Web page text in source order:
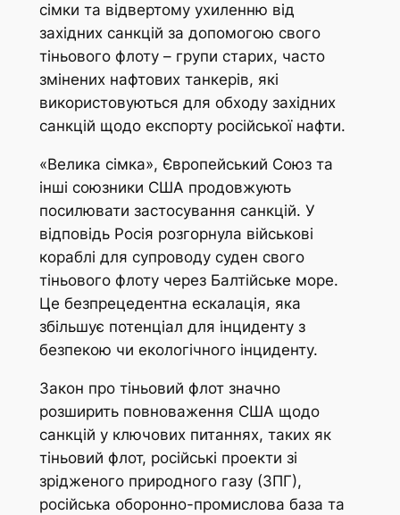
сімки та відвертому ухиленню від
західних санкцій за допомогою свого
тіньового флоту – групи старих, часто
змінених нафтових танкерів, які
використовуються для обходу західних
санкцій щодо експорту російської нафти.
«Велика сімка», Європейський Союз та
інші союзники США продовжують
посилювати застосування санкцій. У
відповідь Росія розгорнула військові
кораблі для супроводу суден свого
тіньового флоту через Балтійське море.
Це безпрецедентна ескалація, яка
збільшує потенціал для інциденту з
безпекою чи екологічного інциденту.
Закон про тіньовий флот значно
розширить повноваження США щодо
санкцій у ключових питаннях, таких як
тіньовий флот, російські проекти зі
зрідженого природного газу (ЗПГ),
російська оборонно-промислова база та